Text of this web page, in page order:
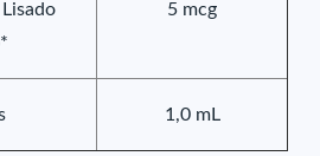
5 mcg
1,0 mL